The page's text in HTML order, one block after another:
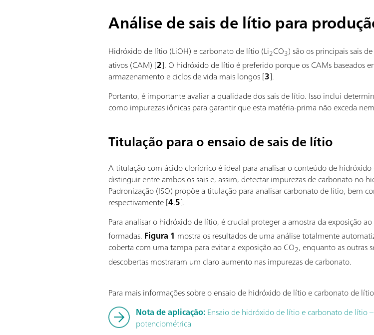
Análise de sais de lítio para
Hidróxido de lítio (LiOH) e carbonato de lítio (Li2CO3) são os principais sais
ativos (CAM) [2]. O hidróxido de lítio é preferido porque os CAMs baseados
armazenamento e ciclos de vida mais longos [3].
Portanto, é importante avaliar a qualidade dos sais de lítio. Isso inclui
como impurezas iônicas para garantir que esta matéria-prima não exceda
Titulação para o ensaio de sais de lítio
A titulação com ácido clorídrico é ideal para analisar o conteúdo de
distinguir entre ambos os sais e, assim, detectar impurezas de carbonato no
Padronização (ISO) propõe a titulação para analisar carbonato de lítio, bem
respectivamente [4,5].
Para analisar o hidróxido de lítio, é crucial proteger a amostra da exposição ao
formadas. Figura 1 mostra os resultados de uma análise totalmente
coberta com uma tampa para evitar a exposição ao CO2, enquanto as outras
descobertas mostraram um claro aumento nas impurezas de carbonato.
Para mais informações sobre o ensaio de hidróxido de lítio e carbonato de
Nota de aplicação:Ensaio de hidróxido de lítio e carbonato de lítio
potenciométrica